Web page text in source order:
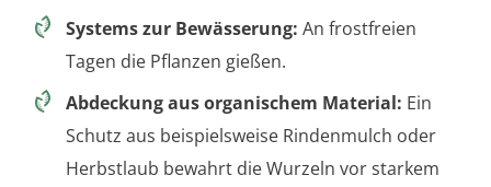
Systems zur Bewässerung: An frostfreien
Tagen die Pflanzen gießen.
Abdeckung aus organischem Material: Ein
Schutz aus beispielsweise Rindenmulch oder
Herbstlaub bewahrt die Wurzeln vor starkem